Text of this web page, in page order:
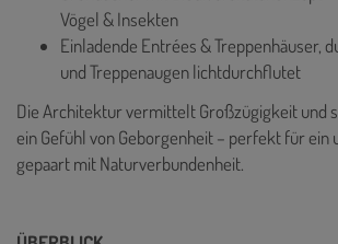
Vögel & Insekten
Einladende Entrées & Treppenhäuser,
und Treppenaugen lichtdurchflutet
Die Architektur vermittelt Großzügigkeit und
ein Gefühl von Geborgenheit – perfekt für ein
gepaart mit Naturverbundenheit.